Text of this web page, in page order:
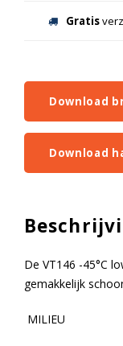
Gratis
Download
Download
De VT146 -45°C
gemakkelijk
MILIEU